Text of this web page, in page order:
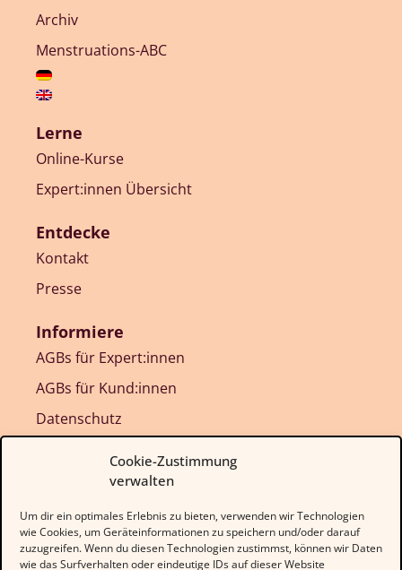
Cookie-Zustimmung
verwalten
Um dir ein optimales Erlebnis zu bieten, verwenden wir Technologien
wie Cookies, um Geräteinformationen zu speichern und/oder darauf
zuzugreifen. Wenn du diesen Technologien zustimmst, können wir Daten
wie das Surfverhalten oder eindeutige IDs auf dieser Website
Archiv
Menstruations-ABC
Lerne
Online-Kurse
Expert:innen Übersicht
Entdecke
Kontakt
Presse
Informiere
AGBs für Expert:innen
AGBs für Kund:innen
Datenschutz
Teile dein Wissen
…und empowere unzählige Frauen, selbestimmte
Entscheidungen über ihren Körper zu treffen!
EXPERT:IN WERDEN!